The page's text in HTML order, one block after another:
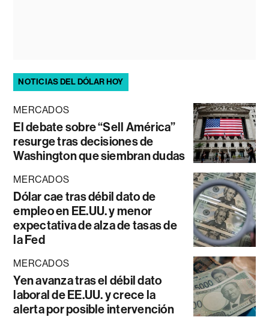
NOTICIAS DEL DÓLAR HOY
MERCADOS
El debate sobre “Sell América”
resurge tras decisiones de
Washington que siembran dudas
MERCADOS
Dólar cae tras débil dato de
empleo en EE.UU. y menor
expectativa de alza de tasas de
la Fed
MERCADOS
Yen avanza tras el débil dato
laboral de EE.UU. y crece la
alerta por posible intervención